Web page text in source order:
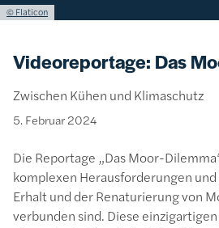
Lizenzinformationen einschließlich Urheberrecht
© Flaticon
Videoreportage: Das
Zwischen Kühen und Klimaschutz
5. Februar 2024
Die Reportage „Das Moor-
komplexen Herausforderungen
Erhalt und der Renaturierung von
verbunden sind. Diese